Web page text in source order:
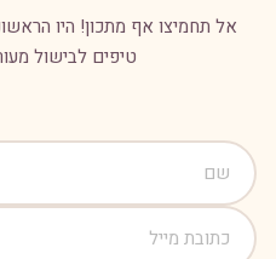
אל תחמיצו אף מתכון! היו
טיפים לבישול